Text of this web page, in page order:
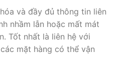
và đầy đủ thông tin liên
nhầm lẫn hoặc mất mát
Tốt nhất là liên hệ với
mặt hàng có thể vận